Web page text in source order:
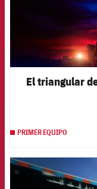
El triangular
PRIMER EQUIPO